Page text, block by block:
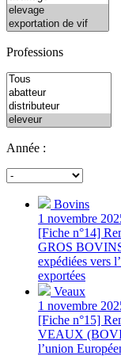
Professions
Année :
Bovins
1 novembre
[Fiche n°14]
GROS
expédiées vers
exportées
Veaux
1 novembre
[Fiche n°15]
VEAUX
l’union